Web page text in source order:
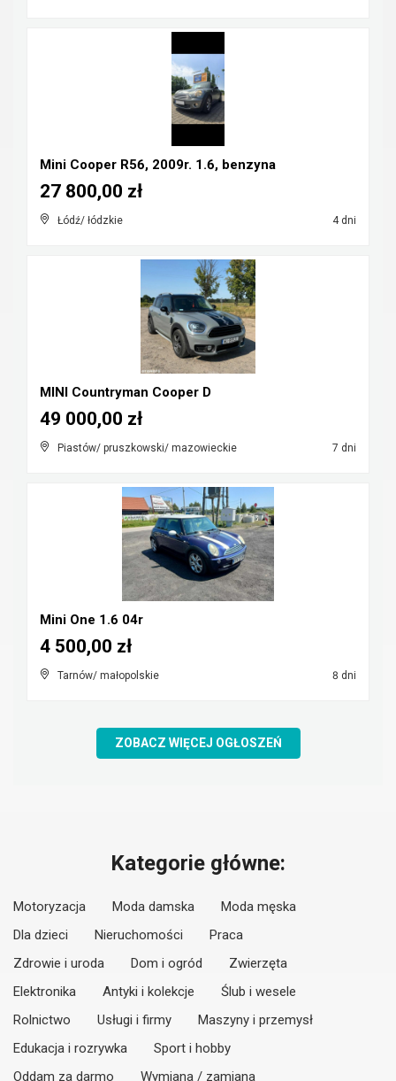
Mini Cooper R56, 2009r. 1.6, benzyna
Łódź/ łódzkie 4 dni
27 800,00 zł
MINI Countryman Cooper D
Piastów/ pruszkowski/ mazowieckie 7 dni
49 000,00 zł
Mini One 1.6 04r
Tarnów/ małopolskie 8 dni
4 500,00 zł
ZOBACZ WIĘCEJ OGŁOSZEŃ
Kategorie główne:
Motoryzacja Moda damska
Moda męska
Dla dzieci
Nieruchomości
Praca
Zdrowie i uroda
Dom i ogród
Zwierzęta
Elektronika
Antyki i kolekcje
Ślub i wesele
Rolnictwo
Usługi i firmy
Maszyny i przemysł
Edukacja i rozrywka
Sport i hobby
Oddam za darmo
Wymiana / zamiana